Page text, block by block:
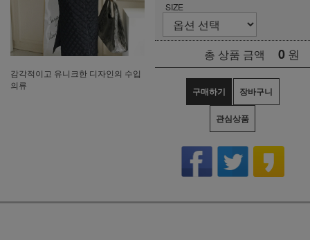
감각적이고 유니크한 디자인의 수입
의류
SIZE
총 상품 금액 0 원
구매하기 장바구니
관심상품